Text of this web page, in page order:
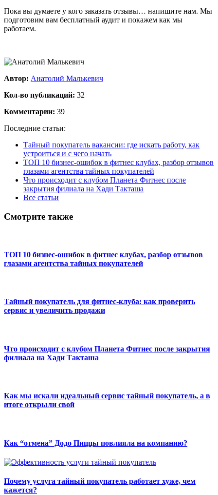
Пока вы думаете у кого заказать отзывы… напишите нам. Мы
подготовим вам бесплатный аудит и покажем как мы
работаем.
Автор: Анатолий Малькевич
Кол-во публикаций: 32
Комментарии: 39
Последние статьи:
Тайный покупатель вакансии: где искать работу, как
устроиться и с чего начать
ТОП 10 бизнес-ошибок в фитнес клубах, разбор отзывов
глазами агентства тайных покупателей
Что происходит с клубом Планета Фитнес после
закрытия филиала на Хади Такташа
Все статьи
Смотрите также
ТОП 10 бизнес-ошибок в фитнес клубах, разбор отзывов
глазами агентства тайных покупателей
Тайный покупатель для фитнес-клуба: как проверить
сервис и увеличить продажи
Что происходит с клубом Планета Фитнес после закрытия
филиала на Хади Такташа
Как мы искали идеальный сервис тайный покупатель, а в
итоге открыли свой
Как “отмена” Додо Пиццы повлияла на компанию?
Почему услуга тайный покупатель работает хуже, чем
кажется?